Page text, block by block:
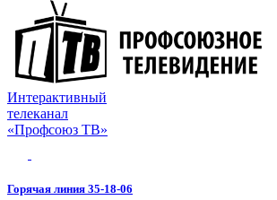
Интерактивный
телеканал
«Профсоюз ТВ»
Горячая линия 35-18-06